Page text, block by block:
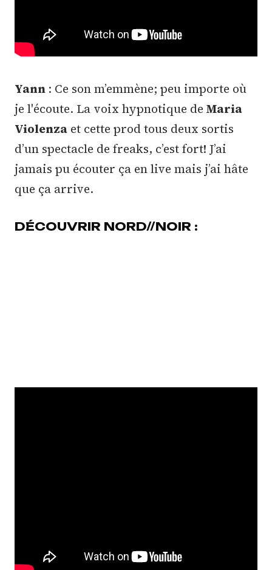
Yann : Ce son m’emmène; peu importe où
je l'écoute. La voix hypnotique de Maria
Violenza et cette prod tous deux sortis
d’un spectacle de freaks, c’est fort! J’ai
jamais pu écouter ça en live mais j’ai hâte
que ça arrive.
DÉCOUVRIR NORD//NOIR :